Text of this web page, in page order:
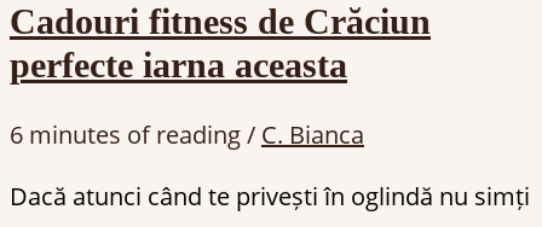
Cadouri fitness de Crăciun
perfecte iarna aceasta
6 minutes of reading/ C. Bianca
Dacă atunci când te privești în oglindă nu simți